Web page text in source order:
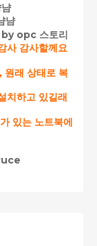
냠
opc 스토리
사 감사할께요
원래 상태로 복
치하고 있길래
있는 노트북에